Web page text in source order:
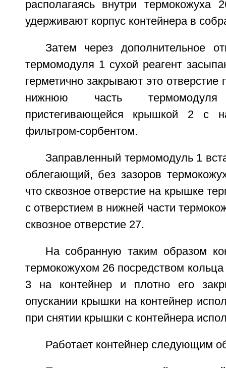
располагаясь внутри термокожуха
удерживают корпус контейнера в
Затем через дополнительное
термомодуля 1 сухой реагент
герметично закрывают это отверстие
нижнюю часть
пристегивающейся крышкой 2 с
фильтром-сорбентом.
Заправленный термомодуль 1
облегающий, без зазоров
что сквозное отверстие на крышке
с отверстием в нижней части
сквозное отверстие 27.
На собранную таким образом
термокожухом 26 посредством
3 на контейнер и плотно его
опускании крышки на контейнер
при снятии крышки с контейнера
Работает контейнер следующим